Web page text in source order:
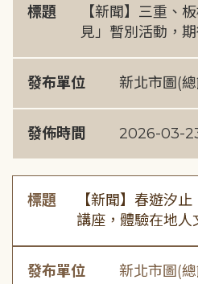
標題
【新聞】三重、
見」暫別活動，
發布單位 新北市圖(
發佈時間 2026-03-
標題
【新聞】春遊汐
講座，體驗在地人
發布單位 新北市圖(